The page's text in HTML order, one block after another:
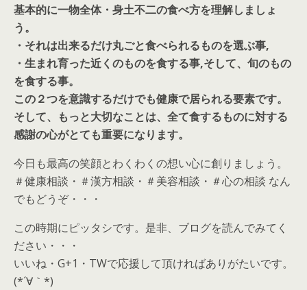
基本的に一物全体・身土不二の食べ方を理解しましょ
う。
・それは出来るだけ丸ごと食べられるものを選ぶ事,
・生まれ育った近くのものを食する事,そして、旬のもの
を食する事。
この２つを意識するだけでも健康で居られる要素です。
そして、もっと大切なことは、全て食するものに対する
感謝の心がとても重要になります。
今日も最高の笑顔とわくわくの想い心に創りましょう。
＃健康相談・＃漢方相談・＃美容相談・＃心の相談 なん
でもどうぞ・・・
この時期にピッタシです。是非、ブログを読んでみてく
ださい・・・
いいね・G+1・TWで応援して頂ければありがたいです。
(*´∀｀*)